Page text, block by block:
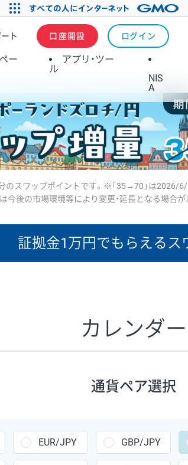
ト 口座開設 ログイン
ー
アプリ・ツー
ル
NIS
A
スワップポイントです。※「35→70」は2026/6/
今後の市場環境等により変更・延長となる場合が
証拠金1万円でもらえるス
あたりの
ポイント
170円
カレンダー
通貨ペア選択
EUR/JPY GBP/JPY